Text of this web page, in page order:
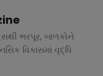
ભરપૂર, બાળકોને
વિકાસમાં વૃદ્ધિ